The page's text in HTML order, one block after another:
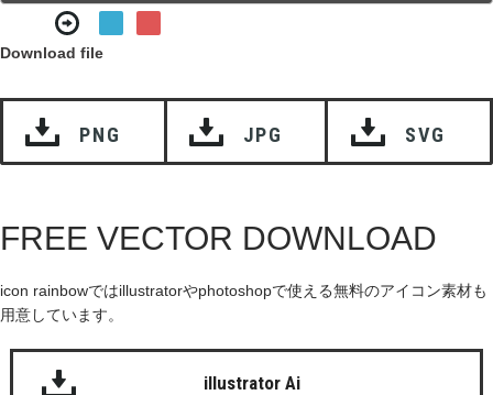
Download file
PNG JPG SVG
FREE VECTOR DOWNLOAD
icon rainbowではillustratorやphotoshopで使える無料のアイコン素材も
用意しています。
illustrator Ai